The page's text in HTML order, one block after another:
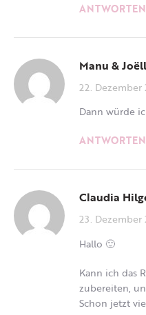
ANTWORTEN
Manu &
22.
Dann würde
ANTWORTEN
Claudia
23. Dezember
Hallo 🙂
Kann ich das
zubereiten,
Schon jetzt